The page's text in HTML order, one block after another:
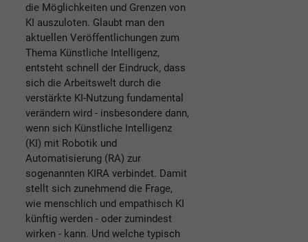
die Möglichkeiten und Grenzen von
KI auszuloten. Glaubt man den
aktuellen Veröffentlichungen zum
Thema Künstliche Intelligenz,
entsteht schnell der Eindruck, dass
sich die Arbeitswelt durch die
verstärkte KI-Nutzung fundamental
verändern wird - insbesondere dann,
wenn sich Künstliche Intelligenz
(KI) mit Robotik und
Automatisierung (RA) zur
sogenannten KIRA verbindet. Damit
stellt sich zunehmend die Frage,
wie menschlich und empathisch KI
künftig werden - oder zumindest
wirken - kann. Und welche typisch